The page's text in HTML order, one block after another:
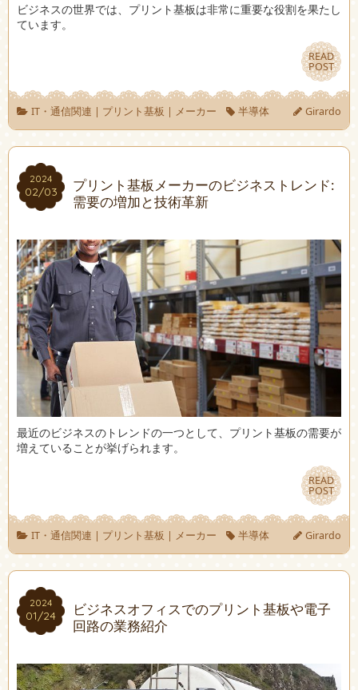
ビジネスの世界では、プリント基板は非常に重要な役割を果たし
ています。
READ
POST
READ
POST
IT・通信関連 | プリント基板 | メーカー 半導体 Girardo
2024
02/03
2024
02/03
プリント基板メーカーのビジネストレンド:
需要の増加と技術革新
最近のビジネスのトレンドの一つとして、プリント基板の需要が
増えていることが挙げられます。
READ
POST
READ
POST
IT・通信関連 | プリント基板 | メーカー 半導体 Girardo
2024
01/24
2024
01/24
ビジネスオフィスでのプリント基板や電子
回路の業務紹介